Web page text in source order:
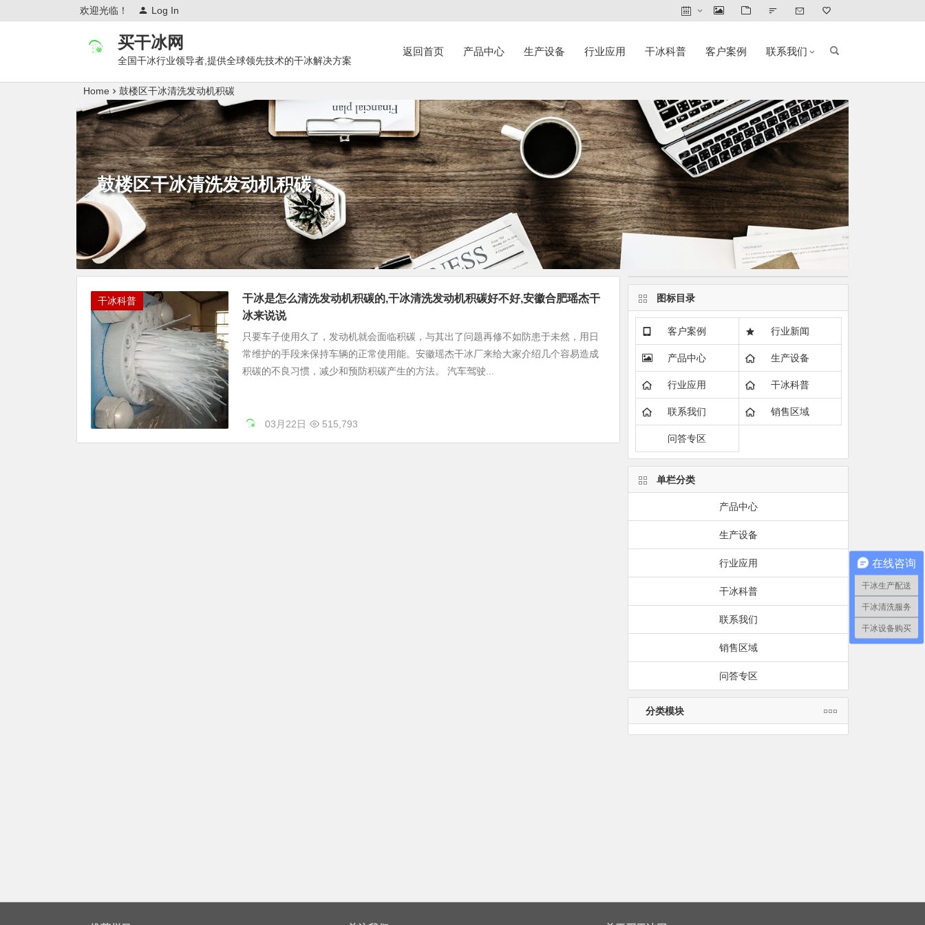
欢迎光临！ Log In
买干冰网
全国干冰行业领导者,提供全球领先技术的干冰解决方案
返回首页 产品中心 生产设备 行业应用 干冰科普 客户案例 联系我们
Home 鼓楼区干冰清洗发动机积碳
鼓楼区干冰清洗发动机积碳
干冰科普
干冰是怎么清洗发动机积碳的,干冰清洗发动机积碳好不好,安徽合肥瑶杰干
冰来说说
只要车子使用久了，发动机就会面临积碳，与其出了问题再修不如防患于未然，用日
常维护的手段来保持车辆的正常使用能。安徽瑶杰干冰厂来给大家介绍几个容易造成
积碳的不良习惯，减少和预防积碳产生的方法。 汽车驾驶...
03月22日 515,793
图标目录
客户案例 行业新闻
产品中心 生产设备
行业应用 干冰科普
联系我们 销售区域
问答专区
单栏分类
产品中心
生产设备
行业应用
干冰科普
联系我们
销售区域
问答专区
分类模块
在线咨询
干冰生产配送
干冰清洗服务
干冰设备购买